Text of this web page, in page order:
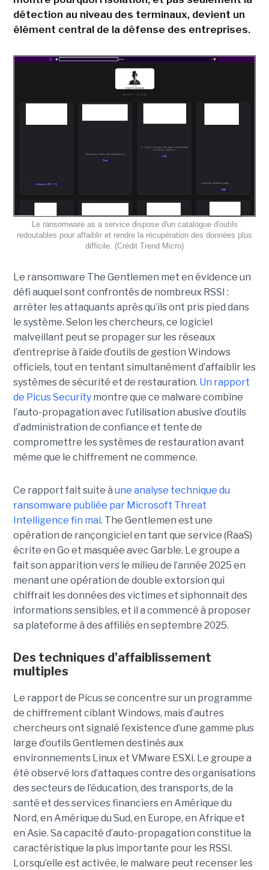
détection au niveau des terminaux, devient un
élément central de la défense des entreprises.
Le ransomware as a service dispose d'un catalogue d'outils
redoutables pour affaiblir et rendre la récupération des données plus
difficile. (Crédit Trend Micro)
Le ransomware The Gentlemen met en évidence un
défi auquel sont confrontés de nombreux RSSI :
arrêter les attaquants après qu’ils ont pris pied dans
le système. Selon les chercheurs, ce logiciel
malveillant peut se propager sur les réseaux
d’entreprise à l’aide d’outils de gestion Windows
officiels, tout en tentant simultanément d’affaiblir les
systèmes de sécurité et de restauration. Un rapport
de Picus Securitymontre que ce malware combine
l’auto-propagation avec l’utilisation abusive d’outils
d’administration de confiance et tente de
compromettre les systèmes de restauration avant
même que le chiffrement ne commence.
Ce rapport fait suite à une analyse technique du
ransomware publiée par Microsoft Threat
Intelligence fin mai. The Gentlemen est une
opération de rançongiciel en tant que service (RaaS)
écrite en Go et masquée avec Garble. Le groupe a
fait son apparition vers le milieu de l’année 2025 en
menant une opération de double extorsion qui
chiffrait les données des victimes et siphonnait des
informations sensibles, et il a commencé à proposer
sa plateforme à des affiliés en septembre 2025.
Des techniques d’affaiblissement
multiples
Le rapport de Picus se concentre sur un programme
de chiffrement ciblant Windows, mais d’autres
chercheurs ont signalé l’existence d’une gamme plus
large d’outils Gentlemen destinés aux
environnements Linux et VMware ESXi. Le groupe a
été observé lors d’attaques contre des organisations
des secteurs de l’éducation, des transports, de la
santé et des services financiers en Amérique du
Nord, en Amérique du Sud, en Europe, en Afrique et
en Asie. Sa capacité d’auto-propagation constitue la
caractéristique la plus importante pour les RSSI.
Lorsqu’elle est activée, le malware peut recenser les